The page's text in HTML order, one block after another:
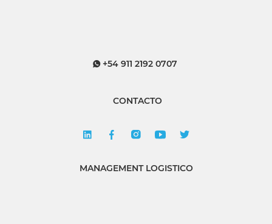
+54 911 2192 0707
CONTACTO
MANAGEMENT LOGISTICO